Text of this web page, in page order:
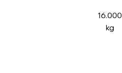
16.000
kg